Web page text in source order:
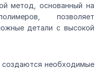
метод, основанный на
позволяет
детали с высокой
необходимые